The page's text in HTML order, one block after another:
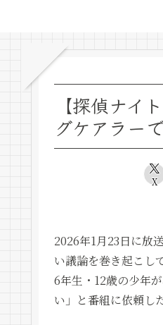
【探偵ナイ
グケアラー
X
2026年1月23日に放
い議論を巻き起こし
6年生・12歳の少年
い」と番組に依頼し